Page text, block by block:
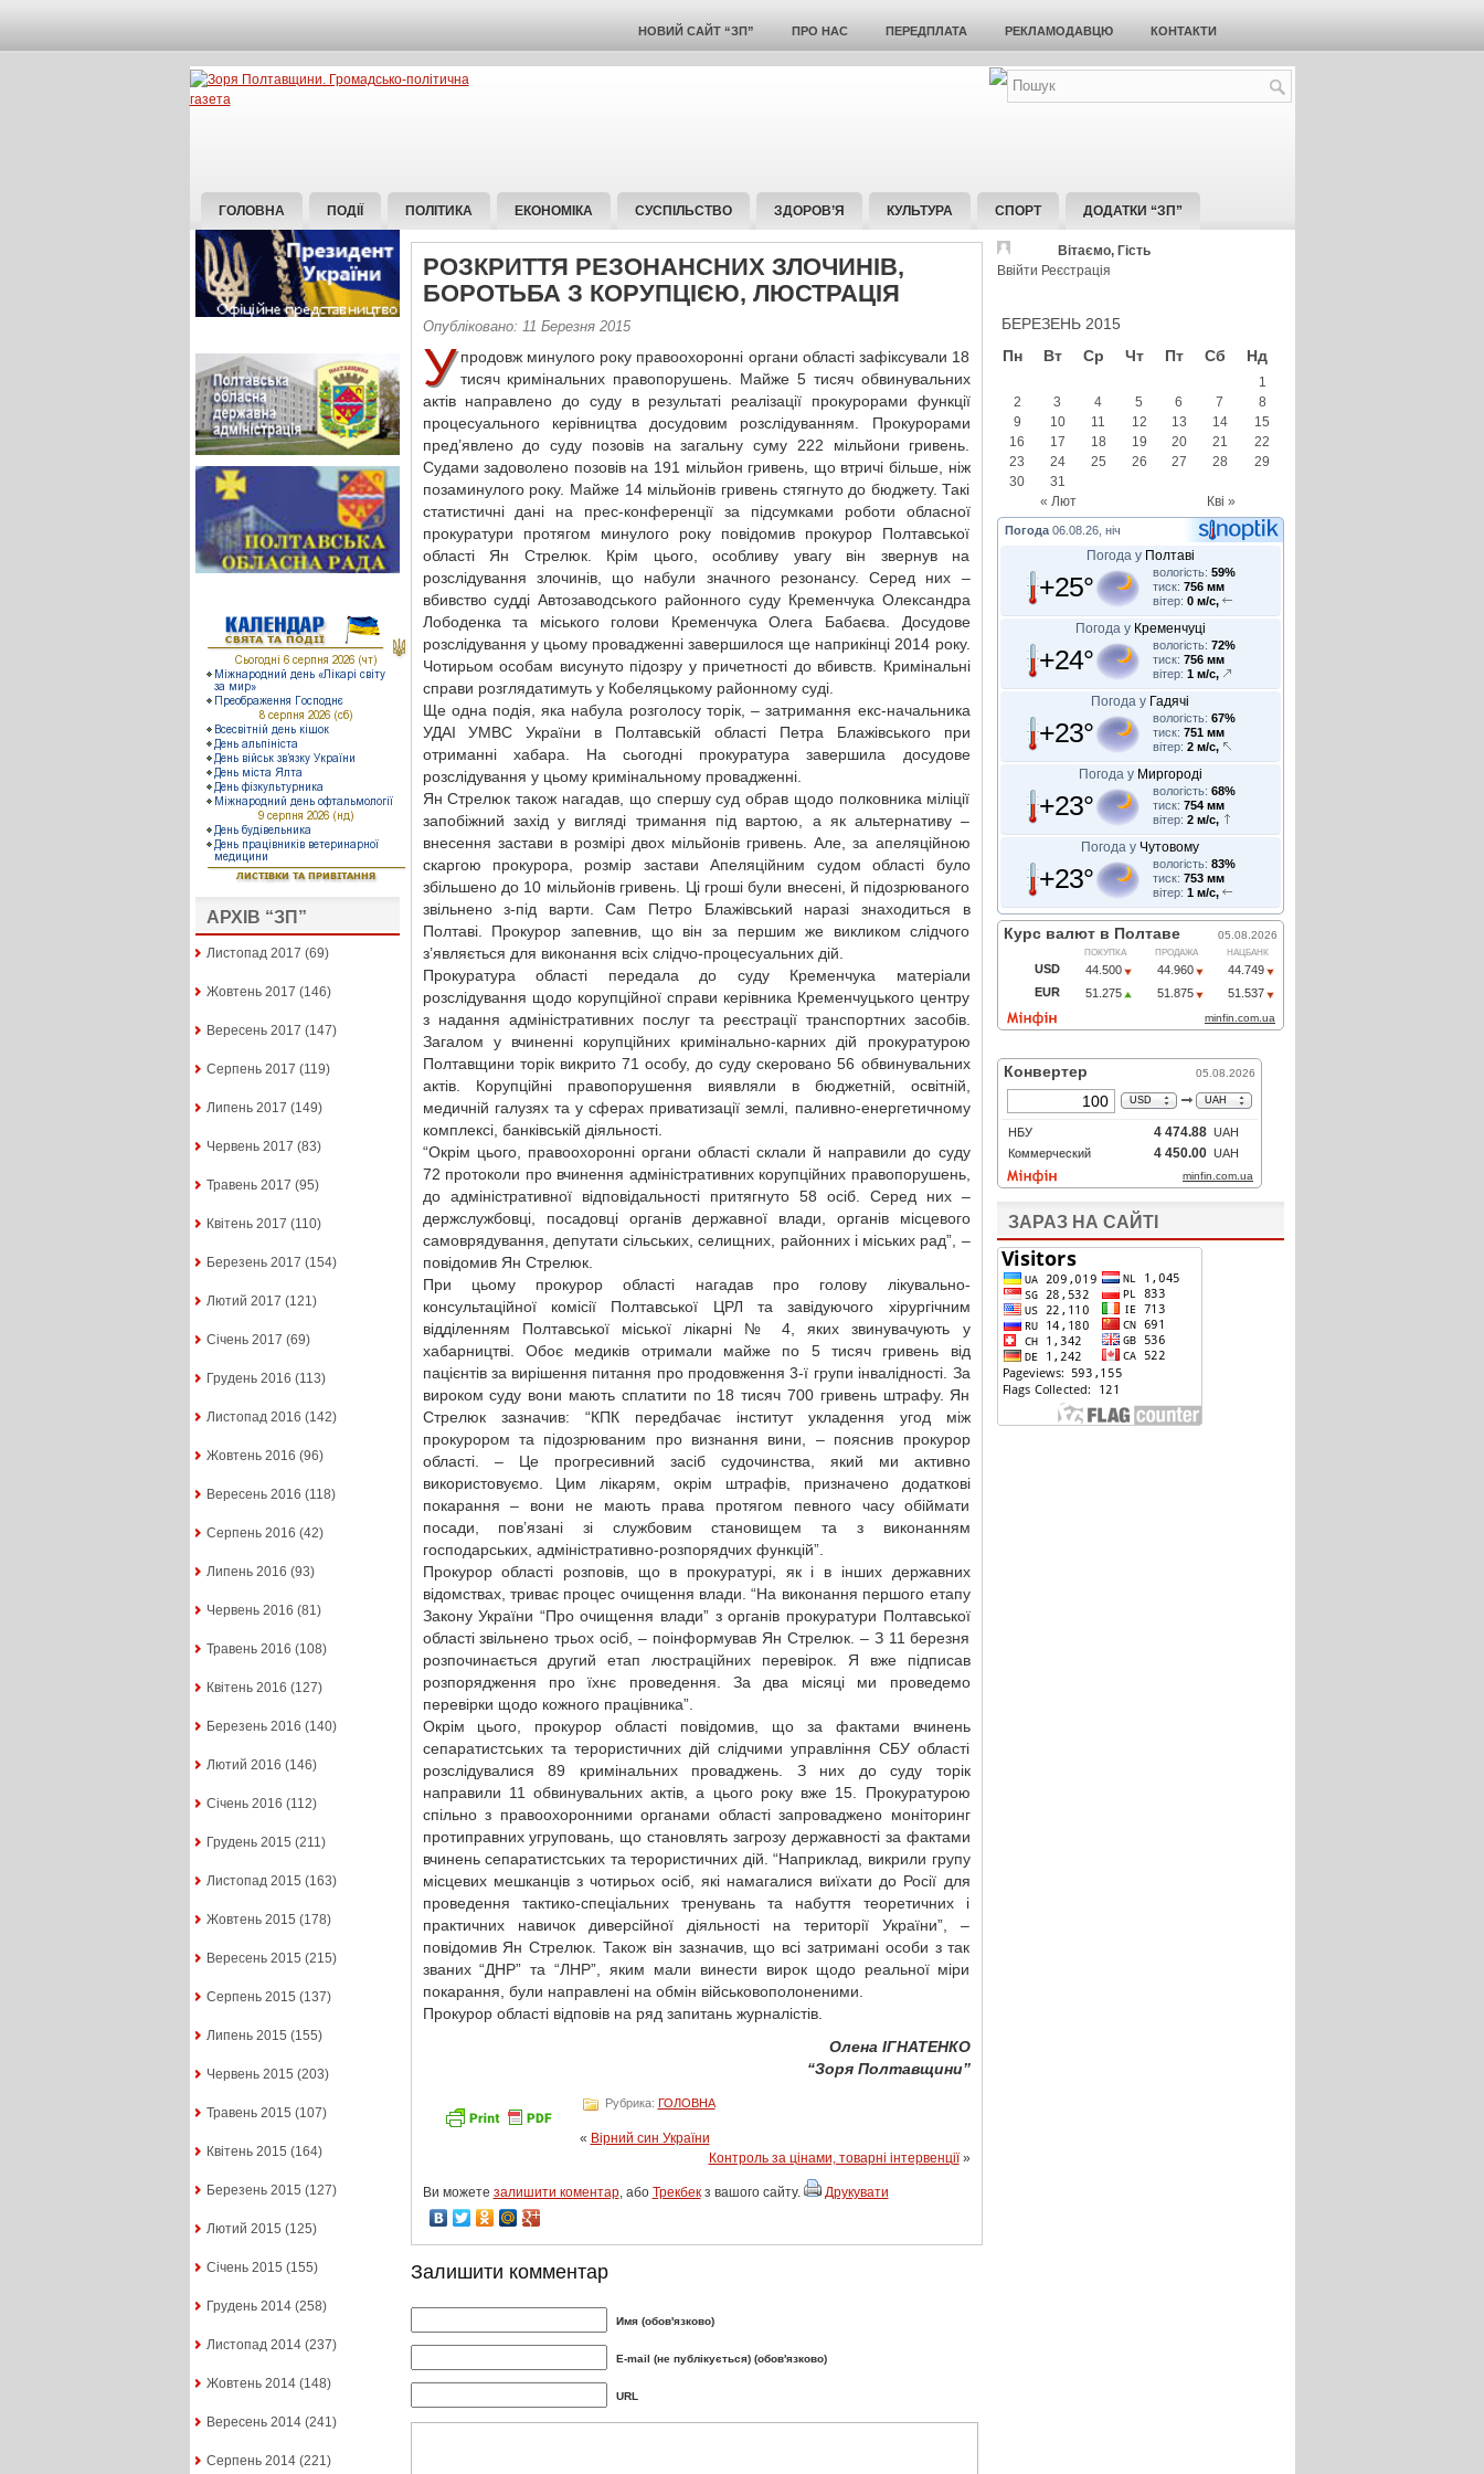
НОВИЙ САЙТ “ЗП” ПРО НАС ПЕРЕДПЛАТА РЕКЛАМОДАВЦЮ КОНТАКТИ
ГОЛОВНА ПОДІЇ ПОЛІТИКА ЕКОНОМІКА СУСПІЛЬСТВО ЗДОРОВ’Я КУЛЬТУРА СПОРТ ДОДАТКИ “ЗП”
АРХІВ “ЗП”
Листопад 2017 (69)
Жовтень 2017 (146)
Вересень 2017 (147)
Серпень 2017 (119)
Липень 2017 (149)
Червень 2017 (83)
Травень 2017 (95)
Квітень 2017 (110)
Березень 2017 (154)
Лютий 2017 (121)
Січень 2017 (69)
Грудень 2016 (113)
Листопад 2016 (142)
Жовтень 2016 (96)
Вересень 2016 (118)
Серпень 2016 (42)
Липень 2016 (93)
Червень 2016 (81)
Травень 2016 (108)
Квітень 2016 (127)
Березень 2016 (140)
Лютий 2016 (146)
Січень 2016 (112)
Грудень 2015 (211)
Листопад 2015 (163)
Жовтень 2015 (178)
Вересень 2015 (215)
Серпень 2015 (137)
Липень 2015 (155)
Червень 2015 (203)
Травень 2015 (107)
Квітень 2015 (164)
Березень 2015 (127)
Лютий 2015 (125)
Січень 2015 (155)
Грудень 2014(258)
Листопад 2014(237)
Жовтень 2014(148)
Вересень 2014(241)
Серпень 2014(221)
РОЗКРИТТЯ РЕЗОНАНСНИХ ЗЛОЧИНІВ,
БОРОТЬБА З КОРУПЦІЄЮ, ЛЮСТРАЦІЯ
Опубліковано: 11 Березня 2015
У продовж минулого року правоохоронні органи області зафіксували 18
тисяч кримінальних правопорушень. Майже 5 тисяч обвинувальних
актів направлено до суду в результаті реалізації прокурорами функції
процесуального керівництва досудовим розслідуванням. Прокурорами
пред’явлено до суду позовів на загальну суму 222 мільйони гривень.
Судами задоволено позовів на 191 мільйон гривень, що втричі більше, ніж
позаминулого року. Майже 14 мільйонів гривень стягнуто до бюджету. Такі
статистичні дані на прес-конференції за підсумками роботи обласної
прокуратури протягом минулого року повідомив прокурор Полтавської
області Ян Стрелюк. Крім цього, особливу увагу він звернув на
розслідування злочинів, що набули значного резонансу. Серед них –
вбивство судді Автозаводського районного суду Кременчука Олександра
Лободенка та міського голови Кременчука Олега Бабаєва. Досудове
розслідування у цьому провадженні завершилося ще наприкінці 2014 року.
Чотирьом особам висунуто підозру у причетності до вбивств. Кримінальні
справи розглядатимуть у Кобеляцькому районному суді.
Ще одна подія, яка набула розголосу торік, – затримання екс-начальника
УДАІ УМВС України в Полтавській області Петра Блажівського при
отриманні хабара. На сьогодні прокуратура завершила досудове
розслідування у цьому кримінальному провадженні.
Ян Стрелюк також нагадав, що спершу суд обрав щодо полковника міліції
запобіжний захід у вигляді тримання під вартою, а як альтернативу –
внесення застави в розмірі двох мільйонів гривень. Але, за апеляційною
скаргою прокурора, розмір застави Апеляційним судом області було
збільшено до 10 мільйонів гривень. Ці гроші були внесені, й підозрюваного
звільнено з-під варти. Сам Петро Блажівський наразі знаходиться в
Полтаві. Прокурор запевнив, що він за першим же викликом слідчого
з’являється для виконання всіх слідчо-процесуальних дій.
Прокуратура області передала до суду Кременчука матеріали
розслідування щодо корупційної справи керівника Кременчуцького центру
з надання адміністративних послуг та реєстрації транспортних засобів.
Загалом у вчиненні корупційних кримінально-карних дій прокуратурою
Полтавщини торік викрито 71 особу, до суду скеровано 56 обвинувальних
актів. Корупційні правопорушення виявляли в бюджетній, освітній,
медичній галузях та у сферах приватизації землі, паливно-енергетичному
комплексі, банківській діяльності.
“Окрім цього, правоохоронні органи області склали й направили до суду
72 протоколи про вчинення адміністративних корупційних правопорушень,
до адміністративної відповідальності притягнуто 58 осіб. Серед них –
держслужбовці, посадовці органів державної влади, органів місцевого
самоврядування, депутати сільських, селищних, районних і міських рад”, –
повідомив Ян Стрелюк.
При цьому прокурор області нагадав про голову лікувально-
консультаційної комісії Полтавської ЦРЛ та завідуючого хірургічним
відділенням Полтавської міської лікарні № 4, яких звинувачують у
хабарництві. Обоє медиків отримали майже по 5 тисяч гривень від
пацієнтів за вирішення питання про продовження 3-ї групи інвалідності. За
вироком суду вони мають сплатити по 18 тисяч 700 гривень штрафу. Ян
Стрелюк зазначив: “КПК передбачає інститут укладення угод між
прокурором та підозрюваним про визнання вини, – пояснив прокурор
області. – Це прогресивний засіб судочинства, який ми активно
використовуємо. Цим лікарям, окрім штрафів, призначено додаткові
покарання – вони не мають права протягом певного часу обіймати
посади, пов’язані зі службовим становищем та з виконанням
господарських, адміністративно-розпорядчих функцій”.
Прокурор області розповів, що в прокуратурі, як і в інших державних
відомствах, триває процес очищення влади. “На виконання першого етапу
Закону України “Про очищення влади” з органів прокуратури Полтавської
області звільнено трьох осіб, – поінформував Ян Стрелюк. – З 11 березня
розпочинається другий етап люстраційних перевірок. Я вже підписав
розпорядження про їхнє проведення. За два місяці ми проведемо
перевірки щодо кожного працівника”.
Окрім цього, прокурор області повідомив, що за фактами вчинень
сепаратистських та терористичних дій слідчими управління СБУ області
розслідувалися 89 кримінальних проваджень. З них до суду торік
направили 11 обвинувальних актів, а цього року вже 15. Прокуратурою
спільно з правоохоронними органами області запроваджено моніторинг
протиправних угруповань, що становлять загрозу державності за фактами
вчинень сепаратистських та терористичних дій. “Наприклад, викрили групу
місцевих мешканців з чотирьох осіб, які намагалися виїхати до Росії для
проведення тактико-спеціальних тренувань та набуття теоретичних і
практичних навичок диверсійної діяльності на території України”, –
повідомив Ян Стрелюк. Також він зазначив, що всі затримані особи з так
званих “ДНР” та “ЛНР”, яким мали винести вирок щодо реальної міри
покарання, були направлені на обмін військовополоненими.
Прокурор області відповів на ряд запитань журналістів.
Олена ІГНАТЕНКО
“Зоря Полтавщини”
Рубрика: ГОЛОВНА
« Вірний син України
Контроль за цінами, товарні інтервенції»
Ви можете залишити коментар, або Трекбекз вашого сайту. Друкувати
Залишити комментар
Имя (обов'язково)
E-mail (не публікується) (обов'язково)
URL
Вітаємо, Гість
Ввійти Реєстрація
БЕРЕЗЕНЬ 2015
Пн
Вт Ср Чт Пт Сб Нд
« Лют Кві »
1
2
3 4 5 6 7
8
9
10 11 12 13 14
15
16
17 18 19 20 21
22
23
24 25 26 27 28
29
30
31
Погода 06.08.26, ніч
Погода у Полтаві
+25° вологість: 59%
тиск: 756 мм
вітер: 0 м/с,
Погода у Кременчуці
+24° вологість: 72%
тиск: 756 мм
вітер: 1 м/с,
Погода у Гадячі
+23° вологість: 67%
тиск: 751 мм
вітер: 2 м/с,
Погода у Миргороді
+23° вологість: 68%
тиск: 754 мм
вітер: 2 м/с,
Погода у Чутовому
+23° вологість: 83%
тиск: 753 мм
вітер: 1 м/с,
ЗАРАЗ НА САЙТІ